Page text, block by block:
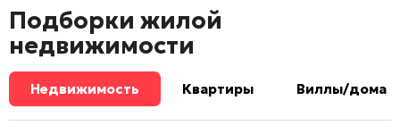
Подборки жилой
недвижимости
Недвижимость Квартиры Виллы/дома